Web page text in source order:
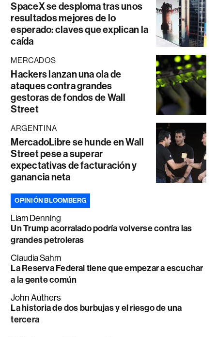
SpaceX se desploma tras unos
resultados mejores de lo
esperado: claves que explican la
caída
MERCADOS
Hackers lanzan una ola de
ataques contra grandes
gestoras de fondos de Wall
Street
ARGENTINA
MercadoLibre se hunde en Wall
Street pese a superar
expectativas de facturación y
ganancia neta
OPINIÓN BLOOMBERG
Liam Denning
Un Trump acorralado podría volverse contra las
grandes petroleras
Claudia Sahm
La Reserva Federal tiene que empezar a escuchar
a la gente común
John Authers
La historia de dos burbujas y el riesgo de una
tercera